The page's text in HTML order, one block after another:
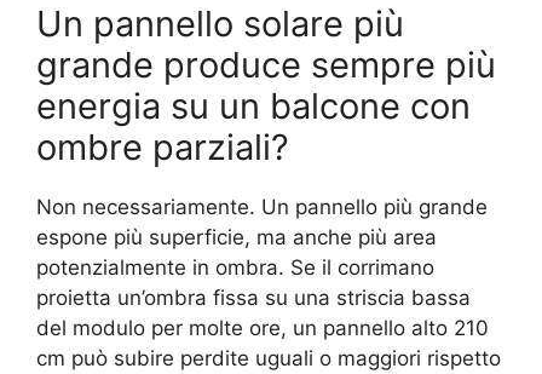
Un pannello solare più
grande produce sempre più
energia su un balcone con
ombre parziali?
Non necessariamente. Un pannello più grande
espone più superficie, ma anche più area
potenzialmente in ombra. Se il corrimano
proietta un’ombra fissa su una striscia bassa
del modulo per molte ore, un pannello alto 210
cm può subire perdite uguali o maggiori rispetto